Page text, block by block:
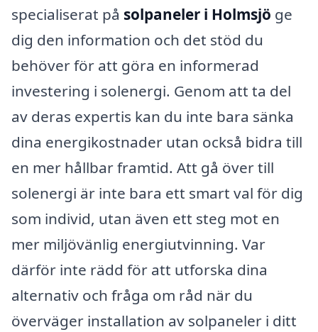
specialiserat på solpaneler i Holmsjö ge
dig den information och det stöd du
behöver för att göra en informerad
investering i solenergi. Genom att ta del
av deras expertis kan du inte bara sänka
dina energikostnader utan också bidra till
en mer hållbar framtid. Att gå över till
solenergi är inte bara ett smart val för dig
som individ, utan även ett steg mot en
mer miljövänlig energiutvinning. Var
därför inte rädd för att utforska dina
alternativ och fråga om råd när du
överväger installation av solpaneler i ditt